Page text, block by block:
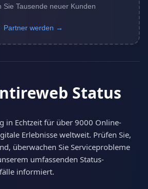
Sie Tausende neuer Kunden
Partner werden →
Status
in Echtzeit für über 9000 Online-
Erlebnisse weltweit. Prüfen Sie,
überwachen Sie Serviceprobleme
umfassenden Status-
informiert.